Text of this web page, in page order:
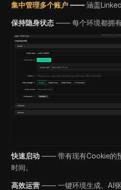
集中管理多个账户 ——涵盖
保持隐身状态 —— 每个环境都拥
快速启动 —— 带有现有Cookie的
时间。
高效运营 —— 一键环境生成、AI驱